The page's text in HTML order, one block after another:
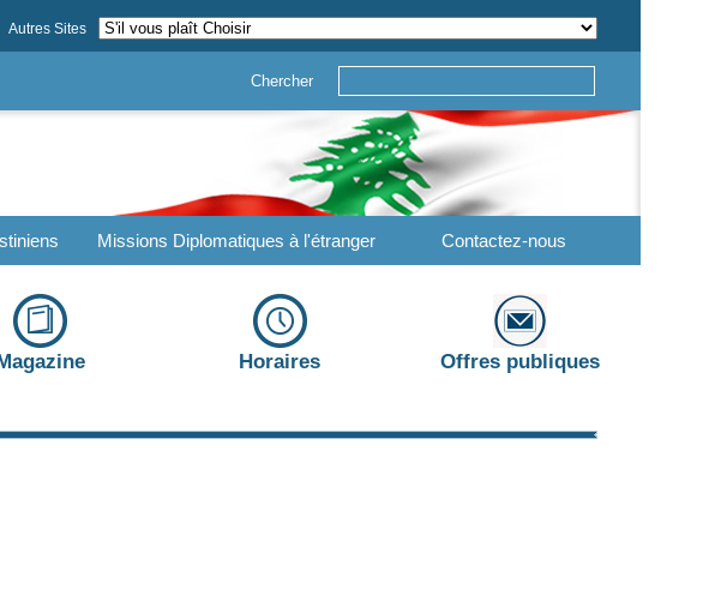
Autres Sites
Chercher
Missions Diplomatiques à l'étranger Contactez-nous
Horaires Offres publiques